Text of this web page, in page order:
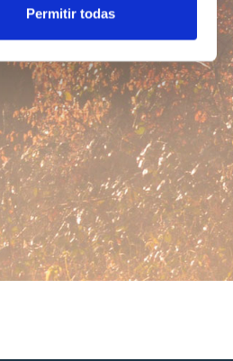
Permitir todas